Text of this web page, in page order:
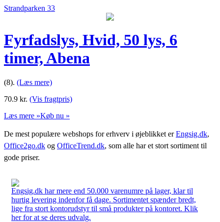
Strandparken 33
Fyrfadslys, Hvid, 50 lys, 6
timer, Abena
(8). (Læs mere)
70.9 kr. (Vis fragtpris)
Læs mere »Køb nu »
De mest populære webshops for erhverv i øjeblikket erEngsig.dk,
Office2go.dk og OfficeTrend.dk, som alle har et stort sortiment til
gode priser.
Engsig.dk har mere end 50.000 varenumre på lager, klar til
hurtig levering indenfor få dage. Sortimentet spænder bredt,
lige fra stort kontorudstyr til små produkter på kontoret. Klik
her for at se deres udvalg.